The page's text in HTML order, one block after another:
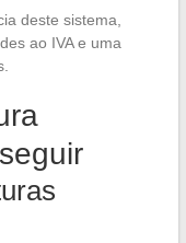
deste sistema,
ao IVA e uma